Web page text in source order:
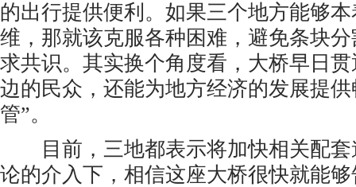
的出行提供便利。如果三个地方能够
维，那就该克服各种困难，避免条块
求共识。其实换个角度看，大桥早日
边的民众，还能为地方经济的发展提
管”。
目前，三地都表示将加快相关配套
论的介入下，相信这座大桥很快就能